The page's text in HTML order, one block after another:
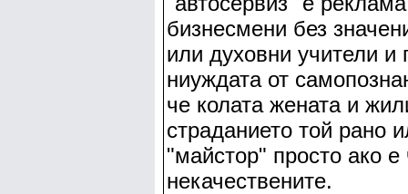
бизнесмени без
или духовни учители и
ниуждата от
че колата жената и
страданието той рано
"майстор" просто ако
некачествените.